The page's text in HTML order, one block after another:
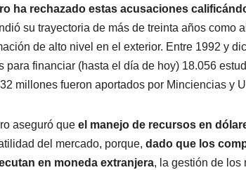
ha rechazado estas acusaciones
su trayectoria de más de treinta años como
de alto nivel en el exterior. Entre 1992 y
para financiar (hasta el día de hoy) 18.056
millones fueron aportados por Minciencias y
aseguró que el manejo de recursos en
del mercado, porque, dado que los
en moneda extranjera, la gestión de los